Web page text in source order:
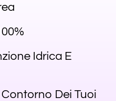
Idrica E
Dei Tuoi